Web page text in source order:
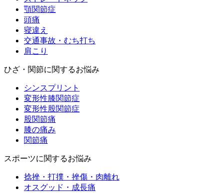
顎関節症
頭痛
寝違え
交通事故・むち打ち
肩こり
ひざ・関節に関するお悩み
シンスプリント
変形性膝関節症
変形性股関節症
股関節痛
膝の痛み
関節痛
スポーツに関するお悩み
捻挫・打撲・挫傷・肉離れ
オスグッド・成長痛